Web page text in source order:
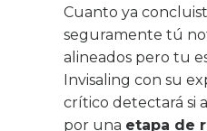
Cuanto ya
seguramente tú
alineados pero tu
Invisaling con su
crítico detectará si
por una etapa de